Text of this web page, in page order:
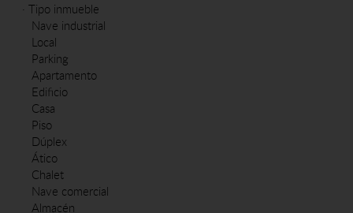
·Tipo inmueble
Nave industrial
Local
Parking
Apartamento
Edificio
Casa
Piso
Dúplex
Ático
Chalet
Nave comercial
Almacén